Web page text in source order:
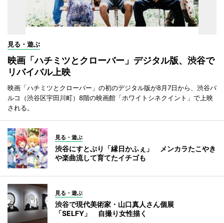
見る・遊ぶ
映画「ハチミツとクローバー」デジタル版、渋谷で
リバイバル上映
映画「ハチミツとクローバー」の初のデジタル版が8月7日から、渋谷パ
ルコ（渋谷区宇田川町）8階の映画館「ホワイトシネクイント」で上映
される。
見る・遊ぶ
渋谷にすとぷり「縁日かふぇ」 メンカラたこやき
や楽曲流して育てたイチゴも
見る・遊ぶ
渋谷で現代美術家・山口真人さん個展
「SELFY」 自撮り女性描く